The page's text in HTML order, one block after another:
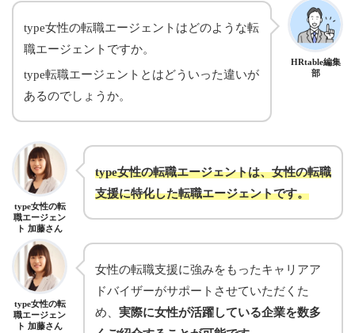
HRtable編集
部
type女性の転職エージェントはどのような転
職エージェントですか。
type転職エージェントとはどういった違いが
あるのでしょうか。
type女性の転
職エージェン
ト 加藤さん
type女性の転職エージェントは、女性の転職
支援に特化した転職エージェントです。
type女性の転
職エージェン
ト 加藤さん
女性の転職支援に強みをもったキャリアア
ドバイザーがサポートさせていただくた
め、 実際に女性が活躍している企業を数多